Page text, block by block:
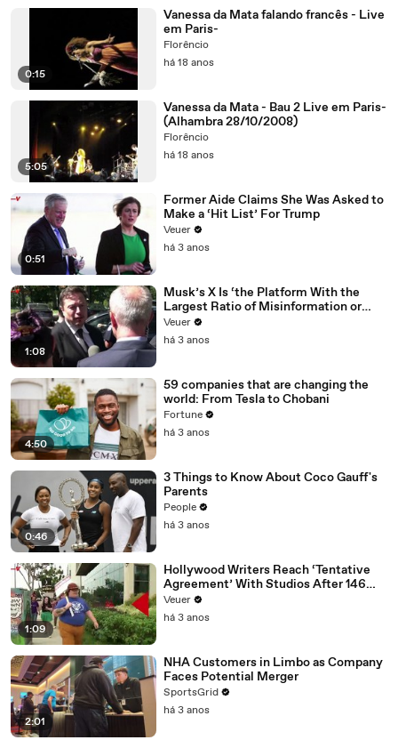
0:15
Vanessa da Mata falando francês - Live
em Paris-
Florêncio
há 18 anos
5:05
Vanessa da Mata - Bau 2 Live em Paris-
(Alhambra 28/10/2008)
Florêncio
há 18 anos
0:51
Former Aide Claims She Was Asked to
Make a ‘Hit List’ For Trump
Veuer
há 3 anos
1:08
Musk’s X Is ‘the Platform With the
Largest Ratio of Misinformation or
Disinformation’ Amongst All Social
Media Platforms
Veuer
há 3 anos
4:50
59 companies that are changing the
world: From Tesla to Chobani
Fortune
há 3 anos
0:46
3 Things to Know About Coco Gauff's
Parents
People
há 3 anos
1:09
Hollywood Writers Reach ‘Tentative
Agreement’ With Studios After 146
Day Strike
Veuer
há 3 anos
2:01
NHA Customers in Limbo as Company
Faces Potential Merger
SportsGrid
há 3 anos